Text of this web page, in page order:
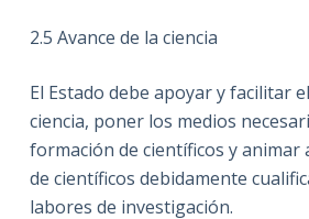
2.5 Avance de la ciencia
El Estado debe apoyar y facilitar
ciencia, poner los medios
formación de científicos y animar
de científicos debidamente
labores de investigación.